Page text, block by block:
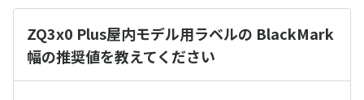
ZQ3x0 Plus屋内モデル用ラベルの BlackMark
幅の推奨値を教えてください